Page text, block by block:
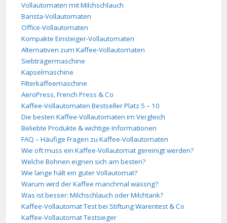
Vollautomaten mit Milchschlauch
Barista-Vollautomaten
Office-Vollautomaten
Kompakte Einsteiger-Vollautomaten
Alternativen zum Kaffee-Vollautomaten
Siebträgermaschine
Kapselmaschine
Filterkaffeemaschine
AeroPress, French Press & Co
Kaffee-Vollautomaten Bestseller Platz 5 – 10
Die besten Kaffee-Vollautomaten im Vergleich
Beliebte Produkte & wichtige Informationen
FAQ – Häufige Fragen zu Kaffee-Vollautomaten
Wie oft muss ein Kaffee-Vollautomat gereinigt werden?
Welche Bohnen eignen sich am besten?
Wie lange hält ein guter Vollautomat?
Warum wird der Kaffee manchmal wässrig?
Was ist besser: Milchschlauch oder Milchtank?
Kaffee-Vollautomat Test bei Stiftung Warentest & Co
Kaffee-Vollautomat Testsieger